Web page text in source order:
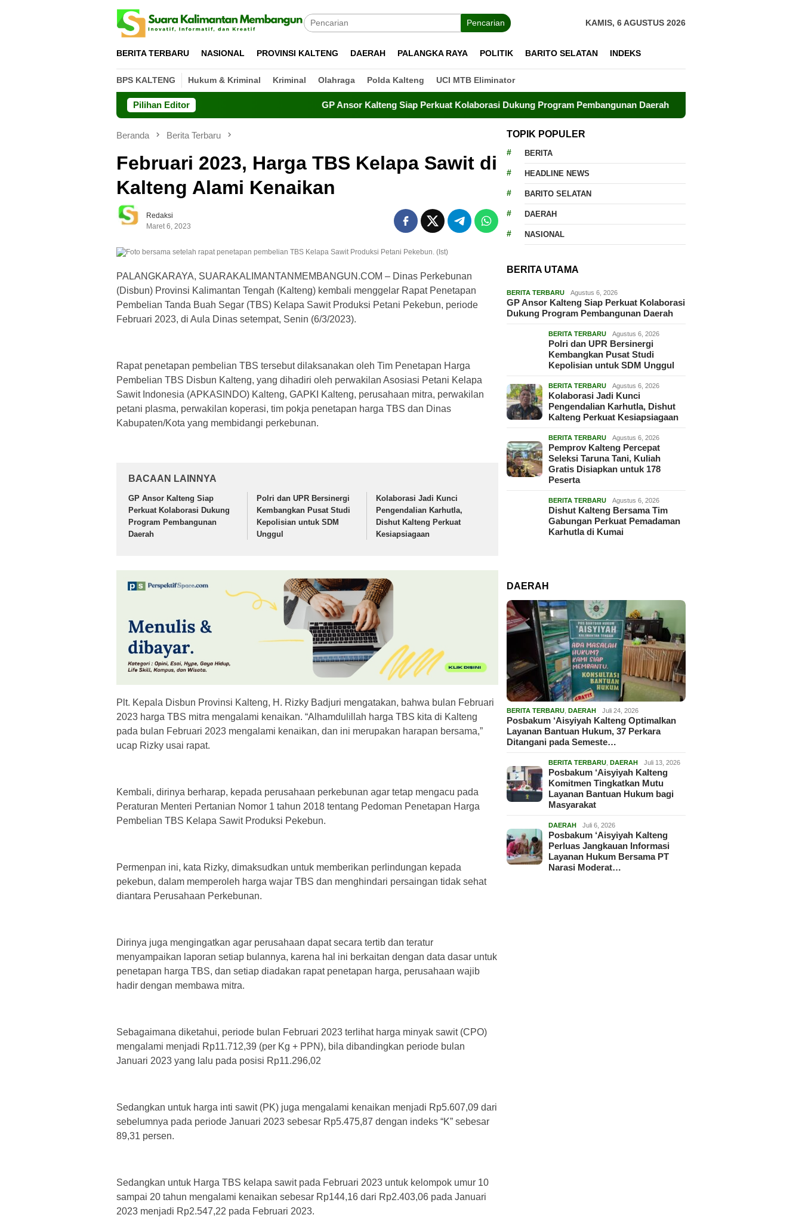
Pencarian KAMIS, 6 AGUSTUS 2026
BERITA TERBARU NASIONAL PROVINSI KALTENG DAERAH PALANGKA RAYA POLITIK BARITO SELATAN INDEKS
BPS KALTENG Hukum & Kriminal Kriminal Olahraga Polda Kalteng UCI MTB Eliminator
Pilihan Editor GP Ansor Kalteng Siap Perkuat Kolaborasi Dukung Program Pembangunan Daerah Polri dan UPR Bersinergi
Beranda Berita Terbaru
Februari 2023, Harga TBS Kelapa Sawit di
Kalteng Alami Kenaikan
Redaksi
Maret 6, 2023
PALANGKARAYA, SUARAKALIMANTANMEMBANGUN.COM – Dinas Perkebunan
(Disbun) Provinsi Kalimantan Tengah (Kalteng) kembali menggelar Rapat Penetapan
Pembelian Tanda Buah Segar (TBS) Kelapa Sawit Produksi Petani Pekebun, periode
Februari 2023, di Aula Dinas setempat, Senin (6/3/2023).
Rapat penetapan pembelian TBS tersebut dilaksanakan oleh Tim Penetapan Harga
Pembelian TBS Disbun Kalteng, yang dihadiri oleh perwakilan Asosiasi Petani Kelapa
Sawit Indonesia (APKASINDO) Kalteng, GAPKI Kalteng, perusahaan mitra, perwakilan
petani plasma, perwakilan koperasi, tim pokja penetapan harga TBS dan Dinas
Kabupaten/Kota yang membidangi perkebunan.
BACAAN LAINNYA
GP Ansor Kalteng Siap
Perkuat Kolaborasi Dukung
Program Pembangunan
Daerah
Polri dan UPR Bersinergi
Kembangkan Pusat Studi
Kepolisian untuk SDM
Unggul
Kolaborasi Jadi Kunci
Pengendalian Karhutla,
Dishut Kalteng Perkuat
Kesiapsiagaan
Plt. Kepala Disbun Provinsi Kalteng, H. Rizky Badjuri mengatakan, bahwa bulan Februari
2023 harga TBS mitra mengalami kenaikan. “Alhamdulillah harga TBS kita di Kalteng
pada bulan Februari 2023 mengalami kenaikan, dan ini merupakan harapan bersama,”
ucap Rizky usai rapat.
Kembali, dirinya berharap, kepada perusahaan perkebunan agar tetap mengacu pada
Peraturan Menteri Pertanian Nomor 1 tahun 2018 tentang Pedoman Penetapan Harga
Pembelian TBS Kelapa Sawit Produksi Pekebun.
Permenpan ini, kata Rizky, dimaksudkan untuk memberikan perlindungan kepada
pekebun, dalam memperoleh harga wajar TBS dan menghindari persaingan tidak sehat
diantara Perusahaan Perkebunan.
Dirinya juga mengingatkan agar perusahaan dapat secara tertib dan teratur
menyampaikan laporan setiap bulannya, karena hal ini berkaitan dengan data dasar untuk
penetapan harga TBS, dan setiap diadakan rapat penetapan harga, perusahaan wajib
hadir dengan membawa mitra.
Sebagaimana diketahui, periode bulan Februari 2023 terlihat harga minyak sawit (CPO)
mengalami menjadi Rp11.712,39 (per Kg + PPN), bila dibandingkan periode bulan
Januari 2023 yang lalu pada posisi Rp11.296,02
Sedangkan untuk harga inti sawit (PK) juga mengalami kenaikan menjadi Rp5.607,09 dari
sebelumnya pada periode Januari 2023 sebesar Rp5.475,87 dengan indeks “K” sebesar
89,31 persen.
Sedangkan untuk Harga TBS kelapa sawit pada Februari 2023 untuk kelompok umur 10
sampai 20 tahun mengalami kenaikan sebesar Rp144,16 dari Rp2.403,06 pada Januari
2023 menjadi Rp2.547,22 pada Februari 2023.
TOPIK POPULER
BERITA
HEADLINE NEWS
BARITO SELATAN
DAERAH
NASIONAL
BERITA UTAMA
BERITA TERBARU Agustus 6, 2026
GP Ansor Kalteng Siap Perkuat Kolaborasi
Dukung Program Pembangunan Daerah
BERITA TERBARU Agustus 6, 2026
Polri dan UPR Bersinergi
Kembangkan Pusat Studi
Kepolisian untuk SDM Unggul
BERITA TERBARU Agustus 6, 2026
Kolaborasi Jadi Kunci
Pengendalian Karhutla, Dishut
Kalteng Perkuat Kesiapsiagaan
BERITA TERBARU Agustus 6, 2026
Pemprov Kalteng Percepat
Seleksi Taruna Tani, Kuliah
Gratis Disiapkan untuk 178
Peserta
BERITA TERBARU Agustus 6, 2026
Dishut Kalteng Bersama Tim
Gabungan Perkuat Pemadaman
Karhutla di Kumai
DAERAH
BERITA TERBARU ,DAERAH Juli 24, 2026
Posbakum ‘Aisyiyah Kalteng Optimalkan
Layanan Bantuan Hukum, 37 Perkara
Ditangani pada Semeste…
BERITA TERBARU ,DAERAH Juli 13, 2026
Posbakum ‘Aisyiyah Kalteng
Komitmen Tingkatkan Mutu
Layanan Bantuan Hukum bagi
Masyarakat
DAERAH Juli 6, 2026
Posbakum ‘Aisyiyah Kalteng
Perluas Jangkauan Informasi
Layanan Hukum Bersama PT
Narasi Moderat…